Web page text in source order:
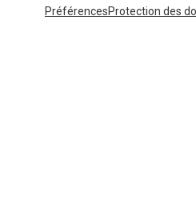
PréférencesProtection des